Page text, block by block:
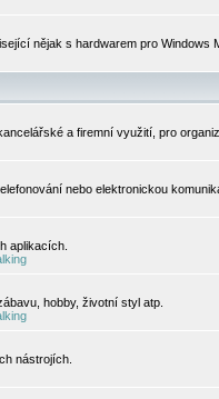
nějak s hardwarem pro Windows
a firemní využití, pro
nebo elektronickou
aplikacích.
hobby, životní styl atp.
nástrojích.